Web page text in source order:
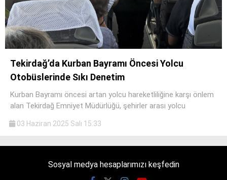
Tekirdağ’da Kurban Bayramı Öncesi Yolcu
Otobüslerinde Sıkı Denetim
Kurban Bayramı öncesi artan yolcu hareketliliğine karşı önlem
alan Tekirdağ Emniyet Müdürlüğü, şehirler arası yolcu
03 Haziran 2025 Salı 15:33
Sosyal medya hesaplarımızı keşfedin